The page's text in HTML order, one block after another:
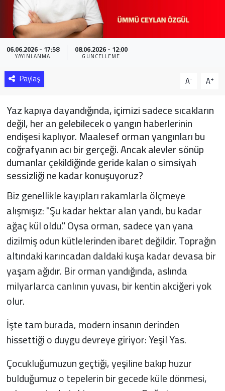
06.06.2026 - 17:58
YAYINLANMA
08.06.2026 - 12:00
GÜNCELLEME
Paylaş A- A+
Yaz kapıya dayandığında, içimizi sadece sıcakların
değil, her an gelebilecek o yangın haberlerinin
endişesi kaplıyor. Maalesef orman yangınları bu
coğrafyanın acı bir gerçeği. Ancak alevler sönüp
dumanlar çekildiğinde geride kalan o simsiyah
sessizliği ne kadar konuşuyoruz?
Biz genellikle kayıpları rakamlarla ölçmeye
alışmışız: "Şu kadar hektar alan yandı, bu kadar
ağaç kül oldu." Oysa orman, sadece yan yana
dizilmiş odun kütlelerinden ibaret değildir. Toprağın
altındaki karıncadan daldaki kuşa kadar devasa bir
yaşam ağıdır. Bir orman yandığında, aslında
milyarlarca canlının yuvası, bir kentin akciğeri yok
olur.
İşte tam burada, modern insanın derinden
hissettiği o duygu devreye giriyor: Yeşil Yas.
Çocukluğumuzun geçtiği, yeşiline bakıp huzur
bulduğumuz o tepelerin bir gecede küle dönmesi,
Sağlık
Yazarlar
Resmi İlan